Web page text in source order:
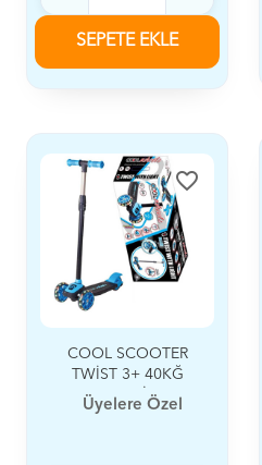
SEPETE EKLE
favorite_border
COOL SCOOTER
TWİST 3+ 40KĞ
MAVİ
Üyelere Özel